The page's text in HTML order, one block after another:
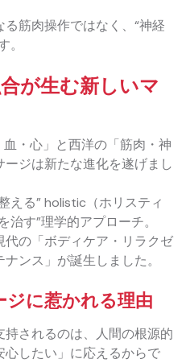
筋肉操作ではなく、“神経
。
が生む新しいマ
・心」と西洋の「筋肉・神
ジは新たな進化を遂げまし
える” holistic（ホリスティ
治す”理学的アプローチ。
の「ボディケア・リラクゼ
ンス」が誕生しました。
に惹かれる理由
されるのは、人間の根源的
したい」に応えるからで